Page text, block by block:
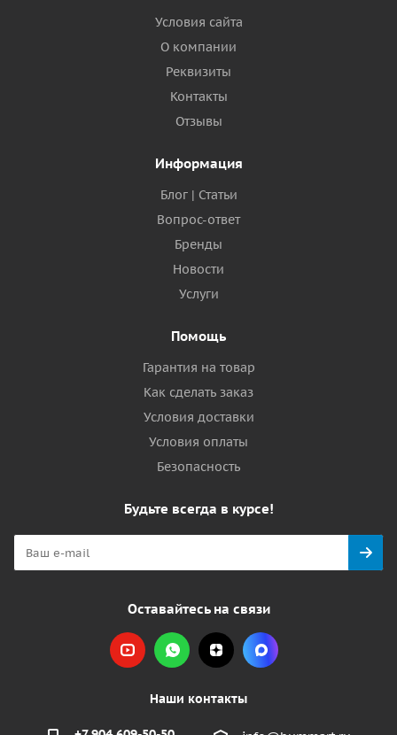
Условия сайта
О компании
Реквизиты
Контакты
Отзывы
Информация
Блог | Статьи
Вопрос-ответ
Бренды
Новости
Услуги
Помощь
Гарантия на товар
Как сделать заказ
Условия доставки
Условия оплаты
Безопасность
Будьте всегда в курсе!
Оставайтесь на связи
Наши контакты